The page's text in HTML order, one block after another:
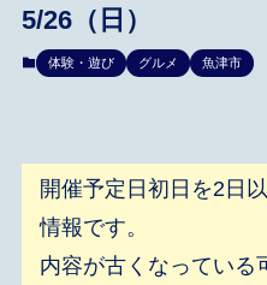
5/26（日）
体験・遊び グルメ 魚津市
開催予定日初日を2日
情報です。
内容が古くなっている